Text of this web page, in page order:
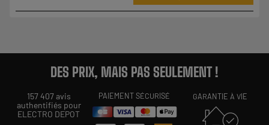
DES PRIX, MAIS PAS SEULEMENT !
157 407 avis
authentifiés pour
ELECTRO DEPOT
PAIEMENT SÉCURISÉ GARANTIE À VIE